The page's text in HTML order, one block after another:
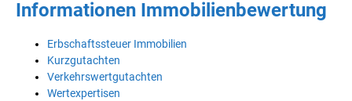
Informationen Immobilienbewertung
Erbschaftssteuer Immobilien
Kurzgutachten
Verkehrswertgutachten
Wertexpertisen